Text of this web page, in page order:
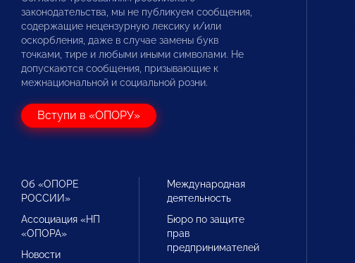
законодательства, мы не публикуем сообщения,
содержащие нецензурную лексику и/или
оскорбления, даже в случае замены букв
точками, тире и любыми иными символами. Не
допускаются сообщения, призывающие к
межнациональной и социальной розни.
Вступи в «ОПОРУ»
Об «ОПОРЕ
РОССИИ»
Ассоциация «НП
«ОПОРА»
Новости
Международная
деятельность
Бюро по защите
прав
предпринимателей